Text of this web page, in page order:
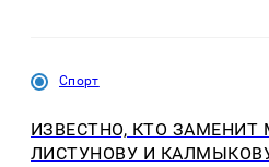
Спорт
ИЗВЕСТНО, КТО ЗАМЕНИТ
ЛИСТУНОВУ И